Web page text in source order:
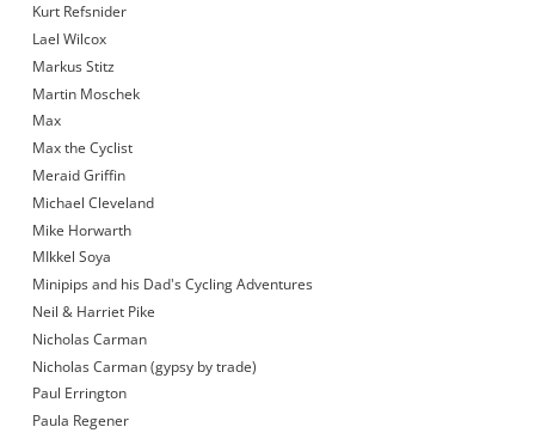
Kurt Refsnider
Lael Wilcox
Markus Stitz
Martin Moschek
Max
Max the Cyclist
Meraid Griffin
Michael Cleveland
Mike Horwarth
MIkkel Soya
Minipips and his Dad's Cycling Adventures
Neil & Harriet Pike
Nicholas Carman
Nicholas Carman (gypsy by trade)
Paul Errington
Paula Regener